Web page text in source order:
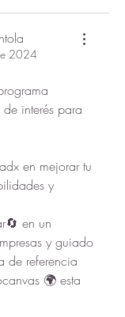
2024
interés para
en mejorar tu
y
en un
y guiado
de referencia
🌍 esta